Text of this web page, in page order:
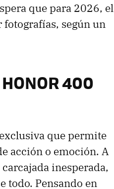
que para 2026, el
fotografías, según un
400
que permite
acción o emoción. A
inesperada,
todo. Pensando en